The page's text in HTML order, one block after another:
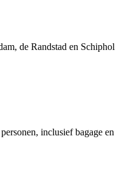
de Randstad en Schiphol
inclusief bagage en